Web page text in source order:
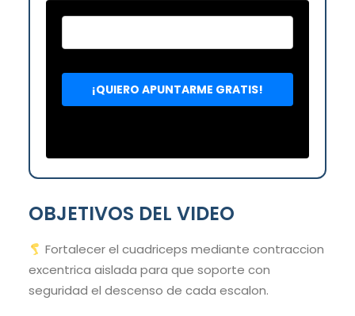
OBJETIVOS DEL VIDEO
Fortalecer el cuadriceps mediante contraccion
excentrica aislada para que soporte con
seguridad el descenso de cada escalon.